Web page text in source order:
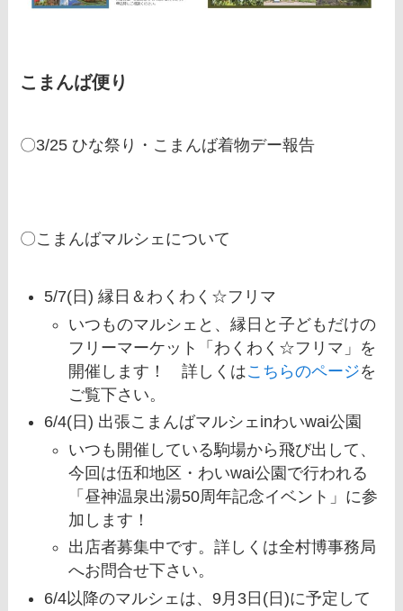
こまんば便り
〇3/25 ひな祭り・こまんば着物デー報告
〇こまんばマルシェについて
5/7(日) 縁日＆わくわく☆フリマ
いつものマルシェと、縁日と子どもだけの
フリーマーケット「わくわく☆フリマ」を
開催します！ 詳しくはこちらのページを
ご覧下さい。
6/4(日) 出張こまんばマルシェinわいwai公園
いつも開催している駒場から飛び出して、
今回は伍和地区・わいwai公園で行われる
「昼神温泉出湯50周年記念イベント」に参
加します！
出店者募集中です。詳しくは全村博事務局
へお問合せ下さい。
6/4以降のマルシェは、9月3日(日)に予定して